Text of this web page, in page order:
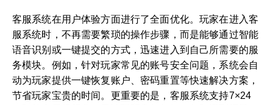
客服系统在用户体验方面进行了全面优化。玩家在进入客
服系统时，不再需要繁琐的操作步骤，而是能够通过智能
语音识别或一键提交的方式，迅速进入到自己所需要的服
务模块。例如，针对玩家常见的账号安全问题，系统会自
动为玩家提供一键恢复账户、密码重置等快速解决方案，
节省玩家宝贵的时间。更重要的是，客服系统支持7×24